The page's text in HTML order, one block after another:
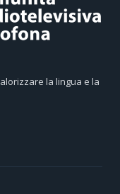
la lingua e la